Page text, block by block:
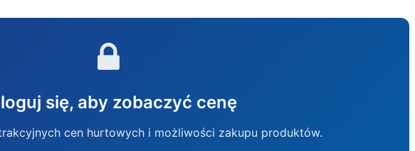
się, aby zobaczyć cenę
cen hurtowych i możliwości zakupu produktów.